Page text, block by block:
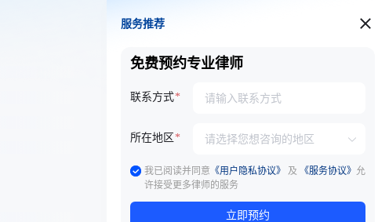
服务推荐
服务推荐
免费预约专业律师
联系方式
所在地区
我已阅读并同意 《用户隐私协议》 及 《服务协议》 允
许接受更多律师的服务
立即预约